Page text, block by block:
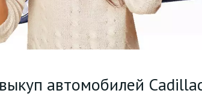
автомобилей